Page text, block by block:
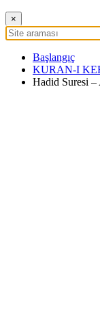
×
Başlangıç
KURAN-I
Hadid Suresi –